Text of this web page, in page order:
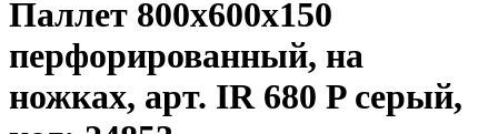
Паллет 800х600х150
перфорированный, на
ножках, арт. IR 680 P серый,